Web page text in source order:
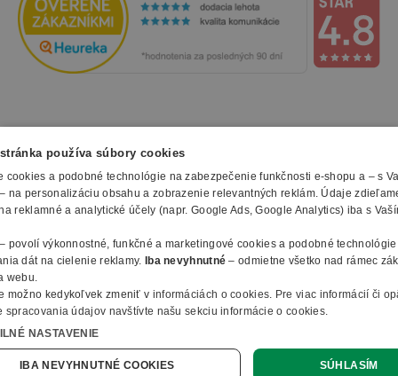
NAKUPOVANIE
Všetko o nákupe
Obchodné podmienky
Spôsoby platby
Záruky, servis a reklamácie
Ochrana osobných údajov
Informácie o cookies
Ako nakupovať
Online dopyt
SLUŽBY
Reklamačný formulár
E-procurement
Vlastná výroba nábytku
Vyhlásenie o prístupnosti
O FIRME
O nás
Kontakty
Členstvo v organizáciach
B2B Partner ČR
B2B Partner Poľsko
© 2010 - 2026 B2B Partner s.r.o. - Všetky práva vyhradené.
Profesionálny e-shop na mieru
používa súbory cookies
cookies a podobné technológie na zabezpečenie funkčnosti e-shopu a – s
na personalizáciu obsahu a zobrazenie relevantných reklám. Údaje
reklamné a analytické účely (napr. Google Ads, Google Analytics) iba s
povolí výkonnostné, funkčné a marketingové cookies a podobné
dát na cielenie reklamy.
Iba nevyhnutné – odmietne všetko nad rámec
webu.
možno kedykoľvek zmeniť v informáciách o cookies. Pre viac informácií či
spracovania údajov navštívte našu sekciu informácie o cookies.
NASTAVENIE
SÚHLASÍM
IBA NEVYHNUTNÉ COOKIES